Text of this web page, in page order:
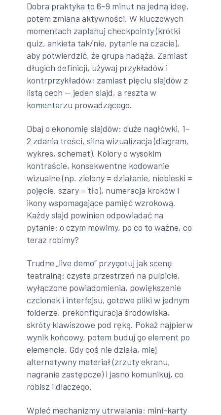
Dobra praktyka to 6–9 minut na jedną ideę,
potem zmiana aktywności. W kluczowych
momentach zaplanuj checkpointy (krótki
quiz, ankieta tak/nie, pytanie na czacie),
aby potwierdzić, że grupa nadąża. Zamiast
długich definicji, używaj przykładów i
kontrprzykładów; zamiast pięciu slajdów z
listą cech — jeden slajd, a reszta w
komentarzu prowadzącego.
Dbaj o ekonomię slajdów: duże nagłówki, 1–
2 zdania treści, silna wizualizacja (diagram,
wykres, schemat). Kolory o wysokim
kontraście, konsekwentne kodowanie
wizualne (np. zielony = działanie, niebieski =
pojęcie, szary = tło), numeracja kroków i
ikony wspomagające pamięć wzrokową.
Każdy slajd powinien odpowiadać na
pytanie: o czym mówimy, po co to ważne, co
teraz robimy?
Trudne „live demo” przygotuj jak scenę
teatralną: czysta przestrzeń na pulpicie,
wyłączone powiadomienia, powiększenie
czcionek i interfejsu, gotowe pliki w jednym
folderze, prekonfiguracja środowiska,
skróty klawiszowe pod ręką. Pokaż najpierw
wynik końcowy, potem buduj go element po
elemencie. Gdy coś nie działa, miej
alternatywny materiał (zrzuty ekranu,
nagranie zastępcze) i jasno komunikuj, co
robisz i dlaczego.
Wpleć mechanizmy utrwalania: mini-karty